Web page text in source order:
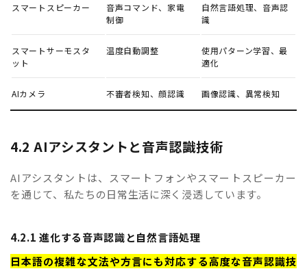
スマートスピーカー
音声コマンド、家電
制御
自然言語処理、音声認
識
スマートサーモスタ
ット
温度自動調整
使用パターン学習、最
適化
AIカメラ 不審者検知、顔認識 画像認識、異常検知
4.2 AIアシスタントと音声認識技術
AIアシスタントは、スマートフォンやスマートスピーカー
を通じて、私たちの日常生活に深く浸透しています。
4.2.1 進化する音声認識と自然言語処理
日本語の複雑な文法や方言にも対応する高度な音声認識技